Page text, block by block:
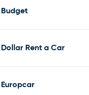
Budget
Dollar Rent a Car
Europcar